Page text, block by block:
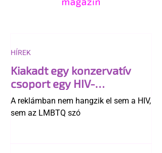
Kiakadt egy konzervatív
csoport egy HIV-
megelőzésről szóló
reklámon
A reklámban nem hangzik el sem a HIV,
sem az LMBTQ szó
HÍREK